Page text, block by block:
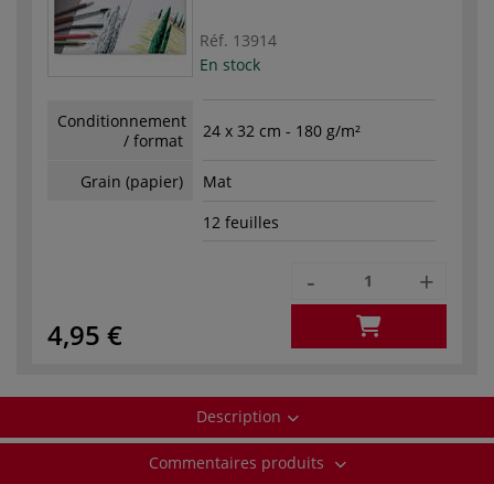
Réf. 13914
En stock
Conditionnement
/ format
24 x 32 cm - 180 g/m²
Grain (papier)
Mat
12 feuilles
4,95 €
- +
Description
Commentaires produits